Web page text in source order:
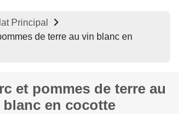
Principal
de terre au vin blanc en
et pommes de terre au
en cocotte